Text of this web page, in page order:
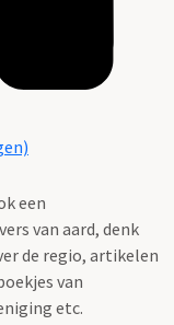
een
van aard, denk
de regio, artikelen
van
etc.